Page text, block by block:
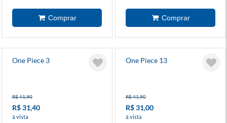
One Piece 3
R$ 41,90
R$ 31,40
à vista
One Piece 13
R$ 41,90
R$ 31,00
à vista